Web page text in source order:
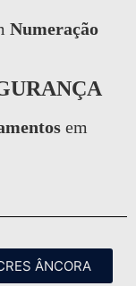
Numeração
em
ÂNCORA